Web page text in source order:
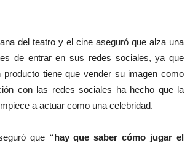
del teatro y el cine aseguró que alza una
de entrar en sus redes sociales, ya que
tiene que vender su imagen como
con las redes sociales ha hecho que la
a actuar como una celebridad.
que “hay que saber cómo jugar el